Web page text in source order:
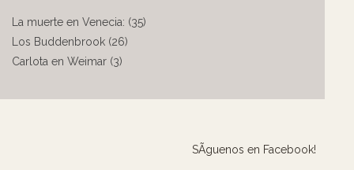
La muerte en Venecia: (35)
Los Buddenbrook (26)
Carlota en Weimar (3)
SÃ­guenos en Facebook!